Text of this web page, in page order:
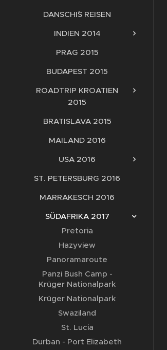
DANSCHI´S REISEN
INDIEN 2014
PRAG 2015
BUDAPEST 2015
ROADTRIP KROATIEN
2015
BRATISLAVA 2015
MAILAND 2016
USA 2016
ST. PETERSBURG 2016
MARRAKESCH 2016
SÜDAFRIKA 2017
Pretoria
Hazyview
Panoramaroute
Panzi Bush Camp -
Krüger Nationalpark
Krüger Nationalpark
Swaziland
St. Lucia
Durban - Port Elizabeth